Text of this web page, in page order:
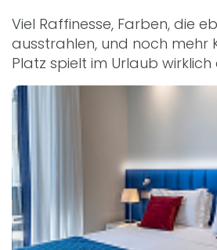
Viel Raffinesse, Farben, die
ausstrahlen, und noch mehr
Platz spielt im Urlaub wirklich